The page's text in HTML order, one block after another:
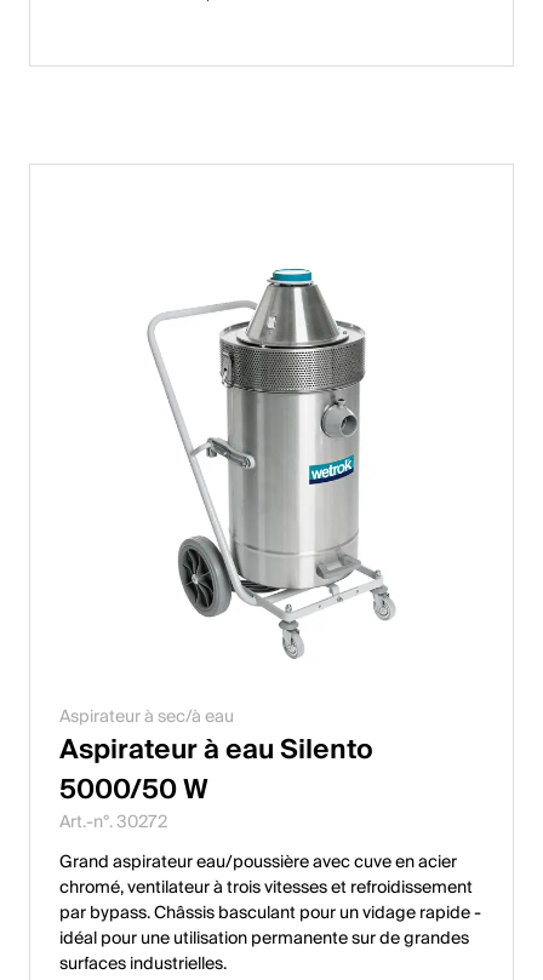
Aspirateur à sec/à eau
Aspirateur à eau Silento
5000/50 W
Art.-n°. 30272
Grand aspirateur eau/poussière avec cuve en acier
chromé, ventilateur à trois vitesses et refroidissement
par bypass. Châssis basculant pour un vidage rapide -
idéal pour une utilisation permanente sur de grandes
surfaces industrielles.